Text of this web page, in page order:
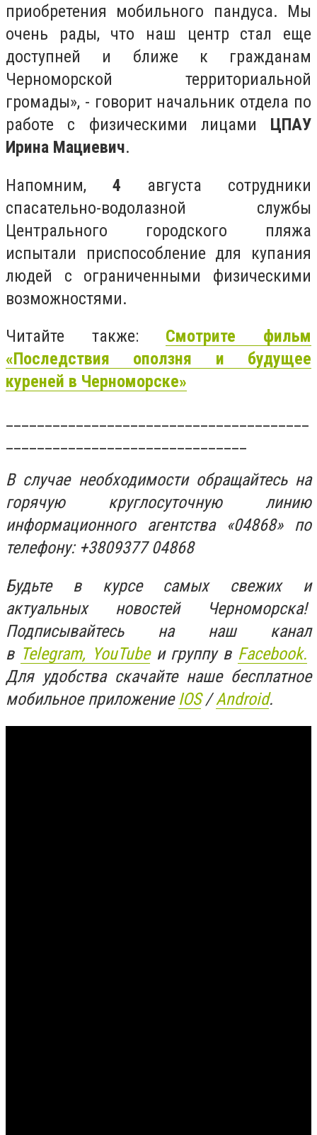
приобретения мобильного пандуса. Мы
очень рады, что наш центр стал еще
доступней и ближе к гражданам
Черноморской территориальной
громады», - говорит начальник отдела по
работе с физическими лицами ЦПАУ
Ирина Мациевич.
Напомним, 4 августа сотрудники
спасательно-водолазной службы
Центрального городского пляжа
испытали приспособление для купания
людей с ограниченными физическими
возможностями.
Читайте также: Смотрите фильм
«Последствия оползня и будущее
куреней в Черноморске»
В случае необходимости обращайтесь на
горячую круглосуточную линию
информационного агентства «04868» по
телефону: +3809377 04868
Будьте в курсе самых свежих и
актуальных новостей Черноморска!
Подписывайтесь на наш канал
в Telegram, YouTubeи группу в Facebook.
Для удобства скачайте наше бесплатное
мобильное приложение IOS/Android.